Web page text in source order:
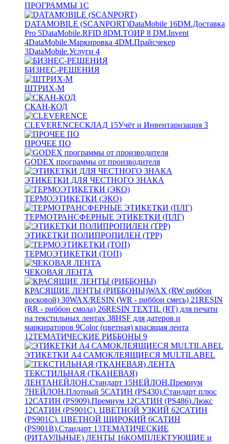
ПРОГРАММЫ 1С
DATAMOBILE (SCANPORT)DataMobile 16DM.Доставка
Pro 5DataMobile.RFID 8DM.ТОИР 8 DM.Invent
4DataMobile.Маркировка 4DM.Прайсчекер
3DataMobile.Услуги 4
БИЗНЕС-РЕШЕНИЯ
ШТРИХ-М
СКАН-КОД
CLEVERENCEСКЛАД 15Учёт и Инвентаризация 3
ПРОЧЕЕ ПО
GODEX программы от производителя
ЭТИКЕТКИ ДЛЯ ЧЕСТНОГО ЗНАКА
ТЕРМОЭТИКЕТКИ (ЭКО)
ТЕРМОТРАНСФЕРНЫЕ ЭТИКЕТКИ (ПЛГ)
ЭТИКЕТКИ ПОЛИПРОПИЛЕН (TPP)
ТЕРМОЭТИКЕТКИ (ТОП)
ЧЕКОВАЯ ЛЕНТА
КРАСЯЩИЕ ЛЕНТЫ (РИББОНЫ)WAX (RW риббон
восковой) 30WAX/RESIN (WR - риббон смесь) 21RESIN
(RR - риббон смола) 26RESIN TEXTIL (RT) для печати
на текстильных лентах 38HSF для датеров и
маркираторов 9Color (цветная) красящая лента
12ТЕМАТИЧЕСКИЕ РИББОНЫ 9
ЭТИКЕТКИ А4 САМОКЛЕЯЩИЕСЯ MULTILABEL
ТЕКСТИЛЬНАЯ (ТКАНЕВАЯ)
ЛЕНТАНЕЙЛОН.Стандарт 15НЕЙЛОН.Премиум
7НЕЙЛОН.Плотный 5САТИН (PS430).Стандарт плюс
12САТИН (PS909).Премиум 12САТИН (PS486).Люкс
12САТИН (PS901C). ЦВЕТНОЙ УЗКИЙ 62САТИН
(PS901C). ЦВЕТНОЙ ШИРОКИЙ 6САТИН
(PS901B).Стандарт 13ТЕМАТИЧЕСКИЕ
(РИТАУЛЬНЫЕ) ЛЕНТЫ 16КОМПЛЕКТУЮЩИЕ и